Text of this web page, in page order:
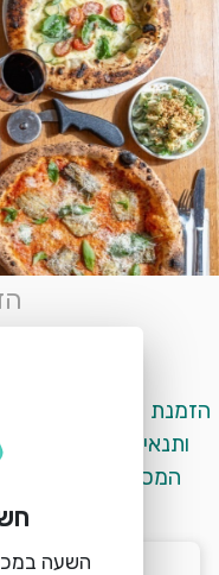
המסעדה, ניצור קשר
keyboard_arrow_down
השעה